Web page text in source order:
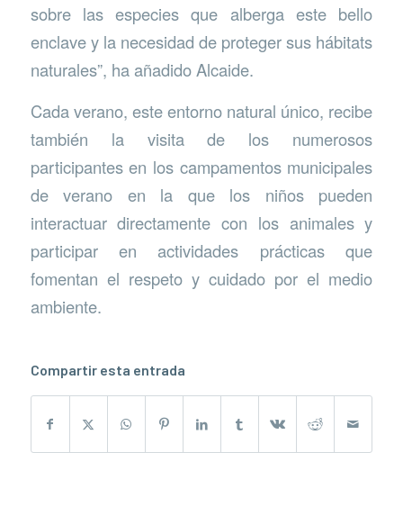
sobre las especies que alberga este bello
enclave y la necesidad de proteger sus hábitats
naturales”, ha añadido Alcaide.
Cada verano, este entorno natural único, recibe
también la visita de los numerosos
participantes en los campamentos municipales
de verano en la que los niños pueden
interactuar directamente con los animales y
participar en actividades prácticas que
fomentan el respeto y cuidado por el medio
ambiente.
Compartir esta entrada